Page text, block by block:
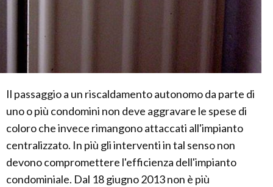
Il passaggio a un riscaldamento autonomo da parte di
uno o più condomini non deve aggravare le spese di
coloro che invece rimangono attaccati all'impianto
centralizzato. In più gli interventi in tal senso non
devono compromettere l'efficienza dell'impianto
condominiale. Dal 18 giugno 2013 non è più